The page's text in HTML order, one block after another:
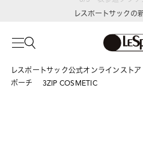
レスポートサックの
レスポートサック公式オンラインストア
ポーチ
3ZIP COSMETIC